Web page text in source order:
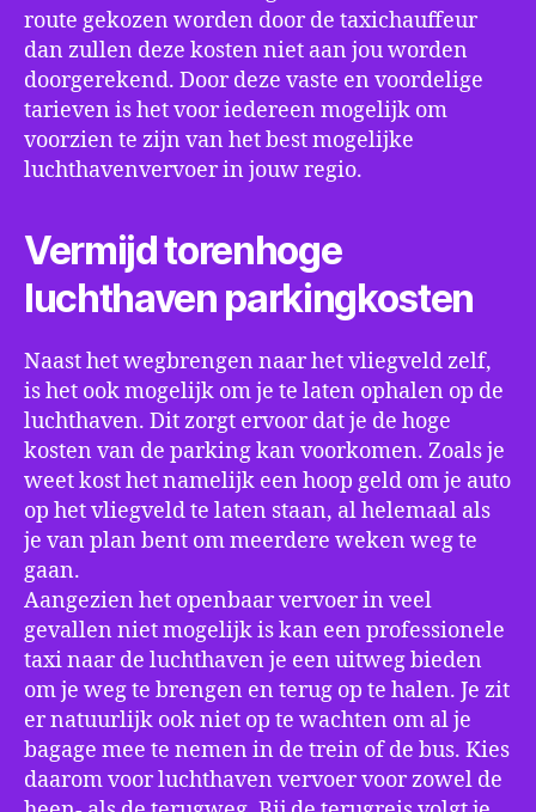
route gekozen worden door de taxichauffeur
dan zullen deze kosten niet aan jou worden
doorgerekend. Door deze vaste en voordelige
tarieven is het voor iedereen mogelijk om
voorzien te zijn van het best mogelijke
luchthavenvervoer in jouw regio.
Vermijd torenhoge
luchthaven parkingkosten
Naast het wegbrengen naar het vliegveld zelf,
is het ook mogelijk om je te laten ophalen op de
luchthaven. Dit zorgt ervoor dat je de hoge
kosten van de parking kan voorkomen. Zoals je
weet kost het namelijk een hoop geld om je auto
op het vliegveld te laten staan, al helemaal als
je van plan bent om meerdere weken weg te
gaan.
Aangezien het openbaar vervoer in veel
gevallen niet mogelijk is kan een professionele
taxi naar de luchthaven je een uitweg bieden
om je weg te brengen en terug op te halen. Je zit
er natuurlijk ook niet op te wachten om al je
bagage mee te nemen in de trein of de bus. Kies
daarom voor luchthaven vervoer voor zowel de